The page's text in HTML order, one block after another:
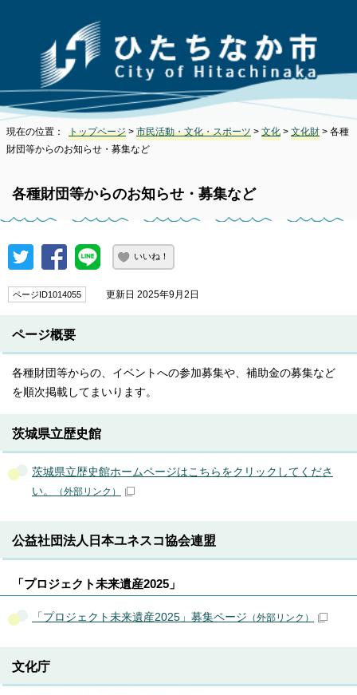
現在の位置： トップページ > 市民活動・文化・スポーツ > 文化 > 文化財 > 各種
財団等からのお知らせ・募集など
各種財団等からのお知らせ・募集など
いいね！
ページID1014055 更新日 2025年9月2日
ページ概要
各種財団等からの、イベントへの参加募集や、補助金の募集など
を順次掲載してまいります。
茨城県立歴史館
茨城県立歴史館ホームページはこちらをクリックしてくださ
い。
（外部リンク）
公益社団法人日本ユネスコ協会連盟
「プロジェクト未来遺産2025」
「プロジェクト未来遺産2025」募集ページ （外部リンク）
文化庁